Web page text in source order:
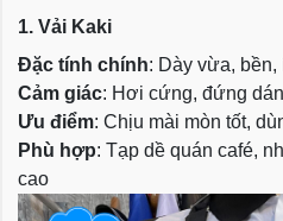
1. Vải Kaki
Đặc tính chính: Dày vừa, bền,
Cảm giác: Hơi cứng, đứng
Ưu điểm: Chịu mài mòn tốt,
Phù hợp: Tạp dề quán café,
cao